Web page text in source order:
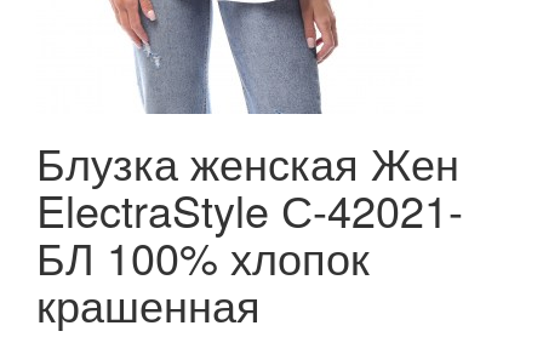
Блузка женская Жен
ElectraStyle С-42021-
БЛ 100% хлопок
крашенная